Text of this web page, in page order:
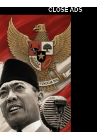
CLOSE ADS